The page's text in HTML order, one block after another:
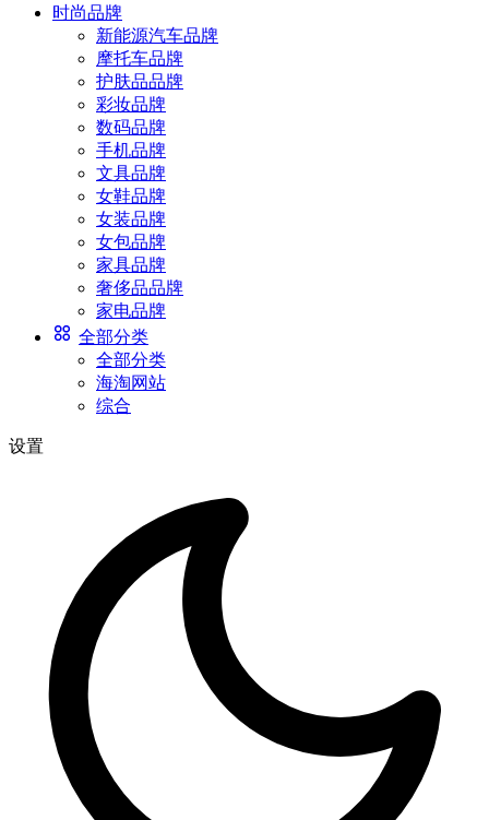
时尚品牌
新能源汽车品牌
摩托车品牌
护肤品品牌
彩妆品牌
数码品牌
手机品牌
文具品牌
女鞋品牌
女装品牌
女包品牌
家具品牌
奢侈品品牌
家电品牌
全部分类
全部分类
海淘网站
综合
设置